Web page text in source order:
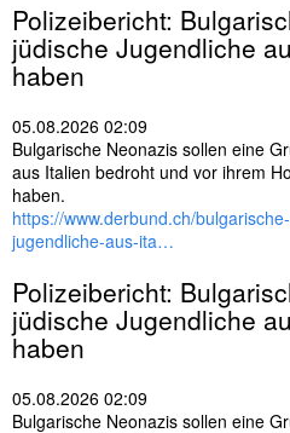
Polizeibericht:
jüdische Jugendliche
haben
05.08.2026 02:09
Bulgarische Neonazis sollen eine
aus Italien bedroht und vor ihrem
haben.
https://www.derbund.ch/
jugendliche-aus-ita…
Polizeibericht:
jüdische Jugendliche
haben
05.08.2026 02:09
Bulgarische Neonazis sollen eine